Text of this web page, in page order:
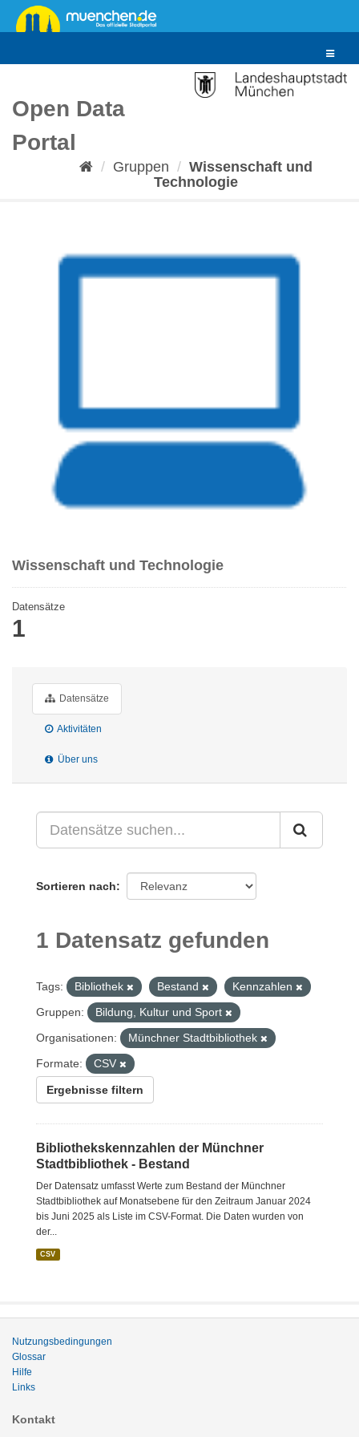
Überspringen
zum
Toggle
Open Data
Portal
Gruppen
Wissenschaft und
Technologie
Wissenschaft und Technologie
Datensätze
1
Datensätze
Aktivitäten
Über uns
Sortieren nach
1 Datensatz gefunden
Tags: Bibliothek Bestand
Kennzahlen
Gruppen:
Bildung, Kultur und Sport
Organisationen:
Münchner Stadtbibliothek
Formate:
CSV
Ergebnisse filtern
Bibliothekskennzahlen der Münchner
Stadtbibliothek - Bestand
Der Datensatz umfasst Werte zum Bestand der Münchner
Stadtbibliothek auf Monatsebene für den Zeitraum Januar 2024
bis Juni 2025 als Liste im CSV-Format. Die Daten wurden von
der...
CSV
Nutzungsbedingungen
Glossar
Hilfe
Links
Kontakt